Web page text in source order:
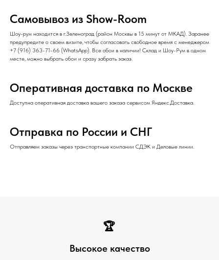
Самовывоз из Show-Room
Шоу-рум находится в г.Зеленоград (район Москвы в 15 минут от МКАД). Заранее
предупредите о своем визите, чтобы согласовать свободное время с менеджером
+7 (916) 363-71-66 (WhatsApp). Все обои в наличии! Склад и Шоу-Рум в одном
месте, можно выбрать обои и сразу забрать заказ.
Оперативная доставка по Москве
Доступна оперативная доставка вашего заказа сервисом Яндекс.Доставка.
Отправка по России и СНГ
Отправляем заказы через транспортные компании СДЭК и Деловые линии.
🏆
Высокое качество